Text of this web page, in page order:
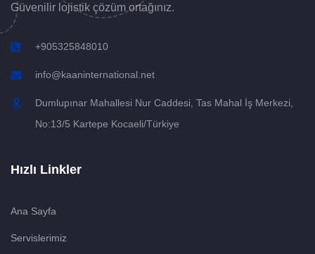
Güvenilir lojistik çözüm ortağınız.
+905325848010
info@kaaninternational.net
Dumlupınar Mahallesi Nur Caddesi, Tas Mahal İş Merkezi,
No:13/5 Kartepe Kocaeli/Türkiye
Hızlı Linkler
Ana Sayfa
Servislerimiz